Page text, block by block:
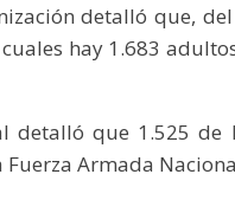
detalló que,
hay 1.683
detalló que 1.525
Armada